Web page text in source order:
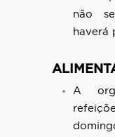
não
haverá
A